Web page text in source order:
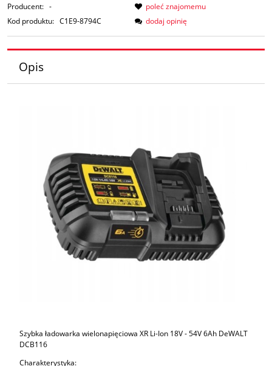
Producent: -
Kod produktu: C1E9-8794C
poleć znajomemu
dodaj opinię
Opis
Szybka ładowarka wielonapięciowa XR Li-Ion 18V - 54V 6Ah DeWALT
DCB116
Charakterystyka: